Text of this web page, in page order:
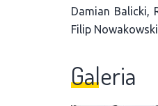
Damian Balicki,
Filip
Galeria